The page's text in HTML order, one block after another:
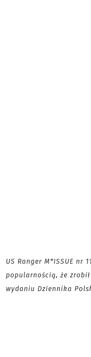
US Ranger M*ISSUE nr
popularnością, że
wydaniu Dziennika